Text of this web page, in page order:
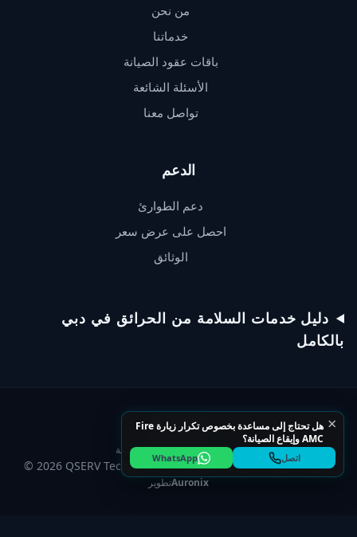
من نحن
خدماتنا
باقات عقود الصيانة
الأسئلة الشائعة
تواصل معنا
الدعم
دعم الطوارئ
احصل على عرض سعر
الوثائق
دليل خدمات السلامة من الحرائق في دبي
بالكامل
© 2026 QSERV Technical Services LLC. جميع الحقوق محفوظة.
سياسة الخصوصيةشروط الخدمة
تطويرAuronix
ابدأ محادثة على WhatsApp
اتصل بخط المساعدة
×
هل تحتاج إلى مساعدة بخصوص تكرار زيارة Fire
AMC وإيقاع الصيانة؟
اتصل WhatsApp